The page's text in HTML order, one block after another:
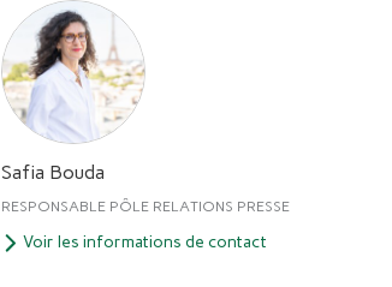
Safia Bouda
RESPONSABLE PÔLE RELATIONS PRESSE
Voir les informations de contact